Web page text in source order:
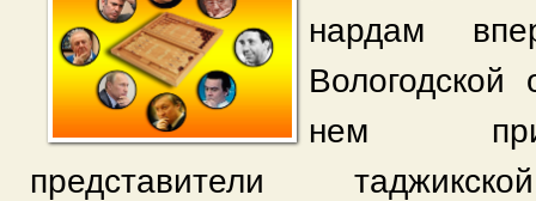
нардам
нем
представители